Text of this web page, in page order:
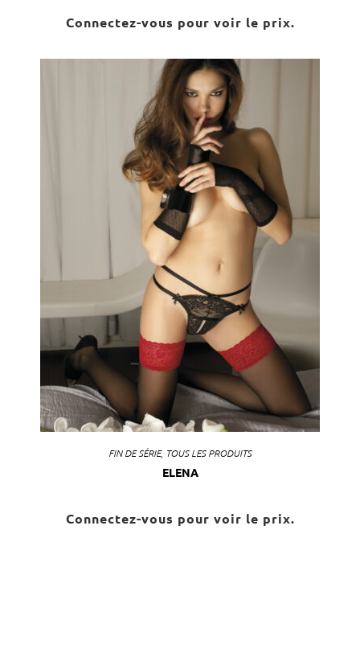
Connectez-vous pour voir le prix.
FIN DE SÉRIE, TOUS LES PRODUITS
ELENA
Connectez-vous pour voir le prix.